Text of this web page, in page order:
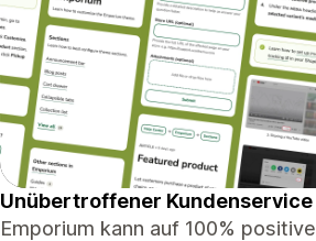
Unübertroffener Kundenservice
Emporium kann auf 100% positive